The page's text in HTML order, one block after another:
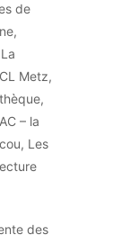
de
Metz,
– la
Les
des